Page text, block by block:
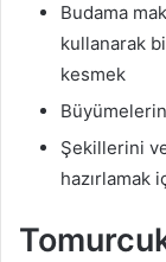
Budama
kullanarak
kesmek
Şekillerini
hazırlamak